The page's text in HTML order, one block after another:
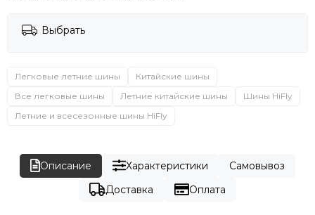
Выбрать
Легковые летние шины
Китайские шины
Все легковые шины
Летние китайские шины
Шины HiFly
Летние и всесезонные шины HiFly
Описание Характеристики
Самовывоз
Доставка
Оплата